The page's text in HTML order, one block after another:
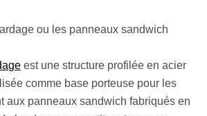
est une structure profilée en acier
comme base porteuse pour les
aux panneaux sandwich fabriqués en